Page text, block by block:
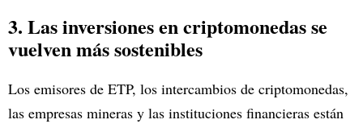
3. Las inversiones en criptomonedas se
vuelven más sostenibles
Los emisores de ETP, los intercambios de criptomonedas,
las empresas mineras y las instituciones financieras están